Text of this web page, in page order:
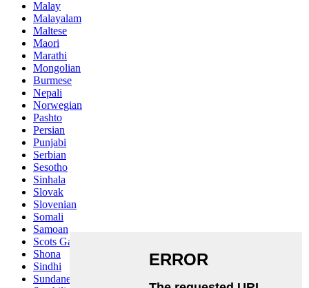
Malay
Malayalam
Maltese
Maori
Marathi
Mongolian
Burmese
Nepali
Norwegian
Pashto
Persian
Punjabi
Serbian
Sesotho
Sinhala
Slovak
Slovenian
Somali
Samoan
Scots Gaelic
Shona
Sindhi
Sundanese